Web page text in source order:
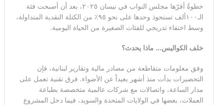
خطوةٌ أقرّها مجلس النواب في نيسان ٢۰٢٥، بعد أن أصبحت فئة
الـ۱۰۰ألف تستحوذ وحدها على نحو ٩٥٪ من الكتلة النقدية المتداولة،
وسط اختفاء تدريجي للفئات الصغيرة من الحياة اليومية.
خلف الكواليس… ماذا يحدث؟
وفق معلومات متقاطعة من مصادر مالية وتقارير لبنانية، فإن
التحضيرات بدأت منذ أشهر بعيداً عن الأضواء. فرق تقنية تعمل على
مدار الساعة، واتصالات مع شركات عالمية متخصصة بطباعة
العملات، بعضها في الولايات المتحدة والسويد، فيما دخل المشروع